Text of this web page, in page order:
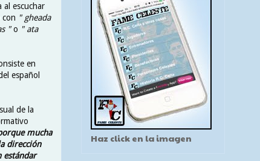
al escuchar
con " gheada
"o " ata
en
español
de la
mucha
dirección
estándar
Haz click en la imagen